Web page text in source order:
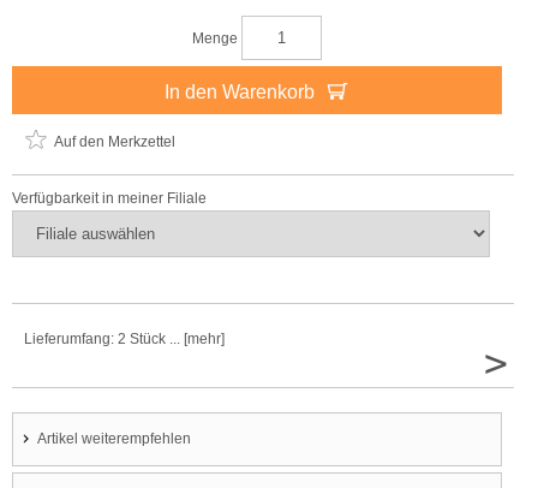
Menge
In den Warenkorb
Auf den Merkzettel
Verfügbarkeit in meiner Filiale
Lieferumfang: 2 Stück ... [mehr]
>
Artikel weiterempfehlen